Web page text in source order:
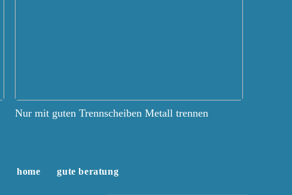
Nur mit guten Trennscheiben Metall trennen
home gute beratung